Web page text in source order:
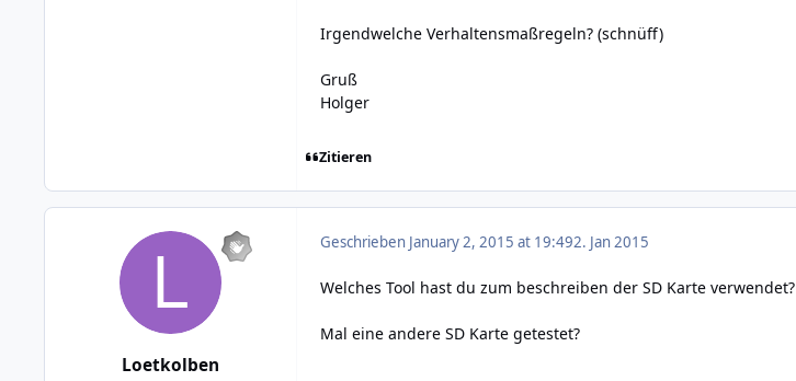
Irgendwelche Verhaltensmaßregeln? (schnüff)
Gruß
Holger
Zitieren
Loetkolben
Geschrieben January 2, 2015 at 19:492. Jan 2015
Welches Tool hast du zum beschreiben der SD Karte verwendet?
Mal eine andere SD Karte getestet?